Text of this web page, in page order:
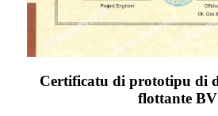
Certificatu di prototipu di
flottante BV